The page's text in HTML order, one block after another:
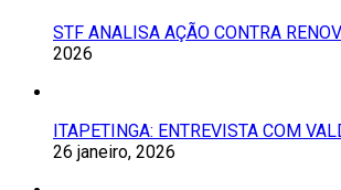
STF ANALISA AÇÃO CONTRA
2026
ITAPETINGA: ENTREVISTA COM
26 janeiro, 2026